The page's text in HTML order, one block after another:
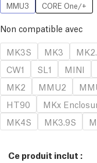
MMU3 CORE One/+
Non compatible avec
MK3S
MK3
CW1
SL1 MINI
MK2
MMU2
HT90
MKx
MK4S
MK3.9S
Ce produit inclut :